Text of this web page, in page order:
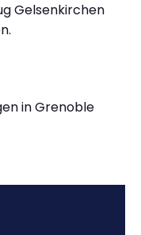
Gelsenkirchen
in Grenoble